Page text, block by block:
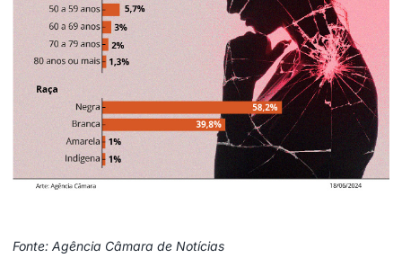
Fonte: Agência Câmara de Notícias